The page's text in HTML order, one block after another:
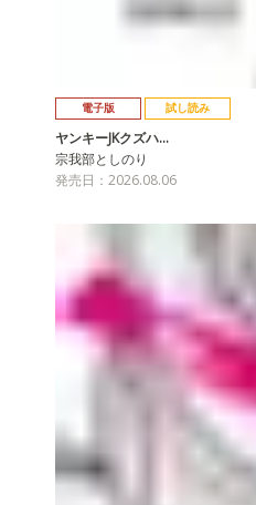
電子版 試し読み
ヤンキーJKクズハ…
宗我部としのり
発売日：2026.08.06